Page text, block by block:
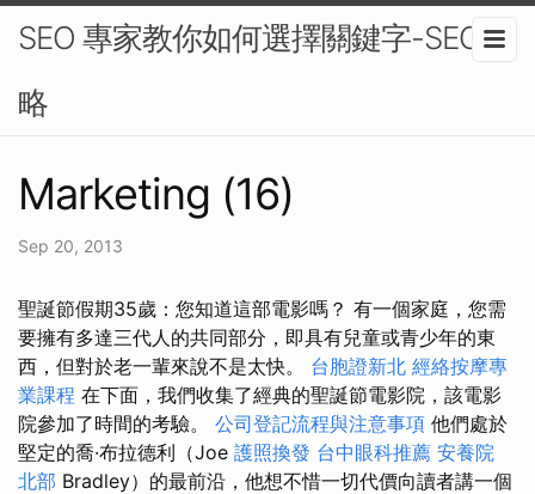
SEO 專家教你如何選擇關鍵字-SEO策
略
Marketing (16)
Sep 20, 2013
聖誕節假期35歲：您知道這部電影嗎？ 有一個家庭，您需
要擁有多達三代人的共同部分，即具有兒童或青少年的東
西，但對於老一輩來說不是太快。 台胞證新北 經絡按摩專
業課程 在下面，我們收集了經典的聖誕節電影院，該電影
院參加了時間的考驗。 公司登記流程與注意事項 他們處於
堅定的喬·布拉德利（Joe 護照換發 台中眼科推薦 安養院
北部 Bradley）的最前沿，他想不惜一切代價向讀者講一個